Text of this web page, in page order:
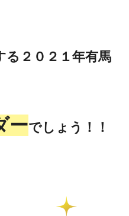
る２０２１年有馬
ーでしょう！！